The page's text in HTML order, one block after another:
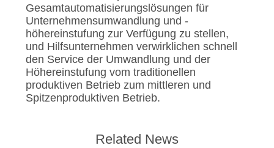
Gesamtautomatisierungslösungen für
Unternehmensumwandlung und -
höhereinstufung zur Verfügung zu stellen,
und Hilfsunternehmen verwirklichen schnell
den Service der Umwandlung und der
Höhereinstufung vom traditionellen
produktiven Betrieb zum mittleren und
Spitzenproduktiven Betrieb.
Related News